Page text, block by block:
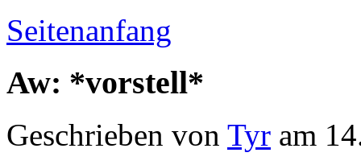
Seitenanfang
Aw: *vorstell*
Geschrieben von Tyr am